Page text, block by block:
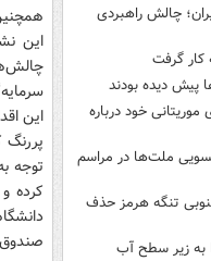
چالش راهبردی
کار گرفت
پیش دیده بودند
خود درباره
ملت‌ها در مراسم
تنگه هرمز حذف
به زیر سطح آب
این
این
توجه
کرده